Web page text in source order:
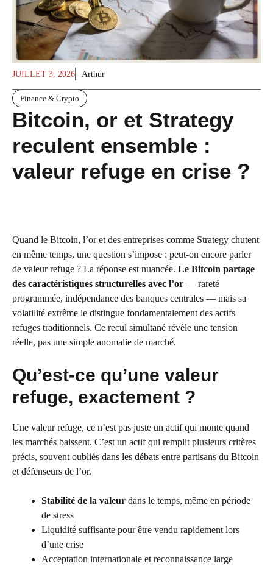
JUILLET 3, 2026 Arthur
Finance & Crypto
Bitcoin, or et Strategy
reculent ensemble :
valeur refuge en crise ?
Quand le Bitcoin, l’or et des entreprises comme Strategy chutent
en même temps, une question s’impose : peut-on encore parler
de valeur refuge ? La réponse est nuancée. Le Bitcoin partage
des caractéristiques structurelles avec l’or — rareté
programmée, indépendance des banques centrales — mais sa
volatilité extrême le distingue fondamentalement des actifs
refuges traditionnels. Ce recul simultané révèle une tension
réelle, pas une simple anomalie de marché.
Qu’est-ce qu’une valeur
refuge, exactement ?
Une valeur refuge, ce n’est pas juste un actif qui monte quand
les marchés baissent. C’est un actif qui remplit plusieurs critères
précis, souvent oubliés dans les débats entre partisans du Bitcoin
et défenseurs de l’or.
Stabilité de la valeur dans le temps, même en période
de stress
Liquidité suffisante pour être vendu rapidement lors
d’une crise
Acceptation internationale et reconnaissance large